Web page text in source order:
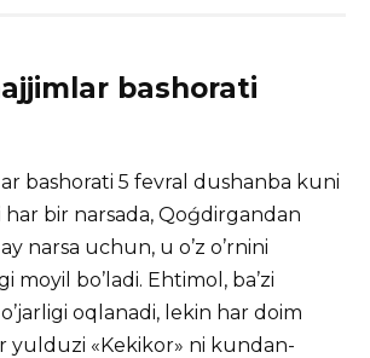
bashorati
bashorati 5 fevral dushanba kuni
bir narsada, Qoǵdirgandan
narsa uchun, u o’z o’rnini
moyil bo’ladi. Ehtimol, ba’zi
oqlanadi, lekin har doim
yulduzi «Kekikor» ni kundan-